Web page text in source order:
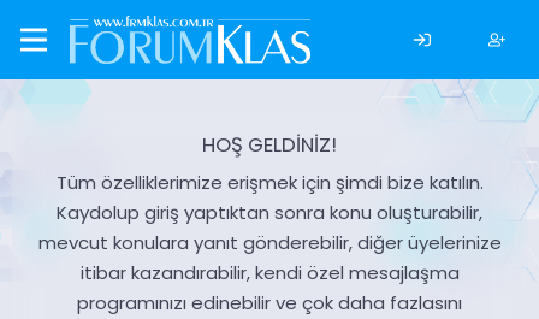
HOŞ GELDİNİZ!
Tüm özelliklerimize erişmek için şimdi bize katılın.
Kaydolup giriş yaptıktan sonra konu oluşturabilir,
mevcut konulara yanıt gönderebilir, diğer üyelerinize
itibar kazandırabilir, kendi özel mesajlaşma
programınızı edinebilir ve çok daha fazlasını